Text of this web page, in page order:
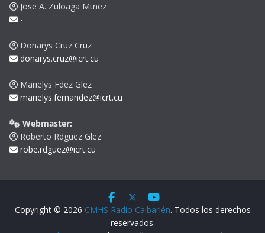
Jose A. Zuloaga Mtnez
-
Donarys Cruz Cruz
donarys.cruz@icrt.cu
Marielys Fdez Glez
marielys.fernandez@icrt.cu
Webmaster:
Roberto Rdguez Glez
robe.rdguez@icrt.cu
Copyright © 2026 CMHS Radio Caibarién. Todos los derechos
reservados.